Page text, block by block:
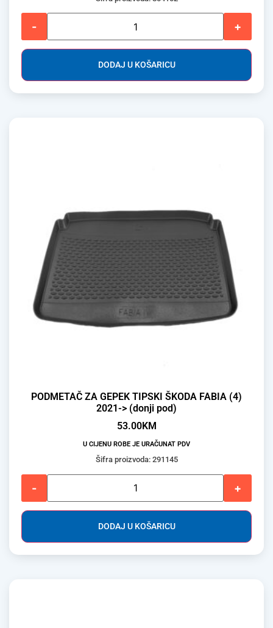
- +
DODAJ U KOŠARICU
PODMETAČ ZA GEPEK TIPSKI ŠKODA FABIA (4)
2021-> (donji pod)
53.00KM
U CIJENU ROBE JE URAČUNAT PDV
Šifra proizvoda: 291145
- +
DODAJ U KOŠARICU